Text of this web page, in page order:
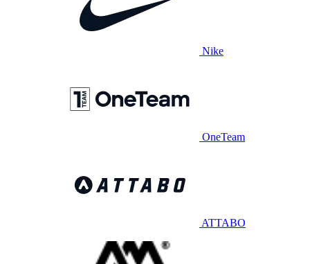
Nike
OneTeam
ATTABO